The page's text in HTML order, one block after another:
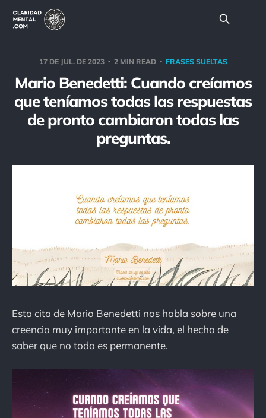
17 DE JUL. DE 2023 2 MIN READ FRASES SUELTAS
Mario Benedetti: Cuando creíamos
que teníamos todas las respuestas
de pronto cambiaron todas las
preguntas.
Esta cita de Mario Benedetti nos habla sobre una
creencia muy importante en la vida, el hecho de
saber que no todo es permanente.